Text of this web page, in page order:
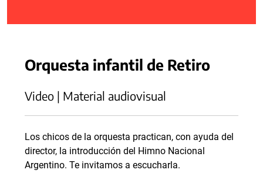
Orquesta infantil de Retiro
Video | Material audiovisual
Los chicos de la orquesta practican, con ayuda del
director, la introducción del Himno Nacional
Argentino. Te invitamos a escucharla.